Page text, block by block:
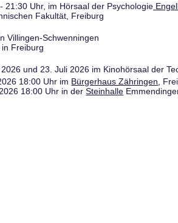
21:30 Uhr, im Hörsaal der Psychologie
Fakultät, Freiburg
Villingen-Schwenningen
Freiburg
und 23. Juli 2026 im Kinohörsaal der
18:00 Uhr im Bürgerhaus Zähringen ,
18:00 Uhr in derSteinhalle